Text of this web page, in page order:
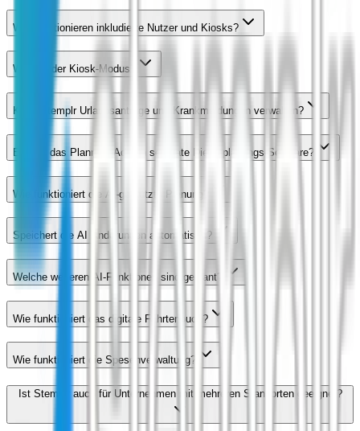
Wie funktionieren inkludierte Nutzer und Kiosks?
Was ist der Kiosk-Modus?
Kann Stemplr Urlaubsanträge und Krankmeldungen verwalten?
Ersetzt das Planning-Add-on separate Dienstplanungs-Software?
Wie funktioniert die AI-gestützte Planung?
Speichert die AI Änderungen automatisch?
Welche weiteren AI-Funktionen sind geplant?
Wie funktioniert das digitale Fahrtenbuch?
Wie funktioniert die Spesenverwaltung?
Ist Stemplr auch für Unternehmen mit mehreren Standorten geeignet?